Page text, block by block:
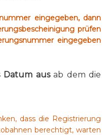
eingegeben, dann
prüfen
eingegeben
Datum ausab dem die
dass die Registrierung
berechtigt, warten